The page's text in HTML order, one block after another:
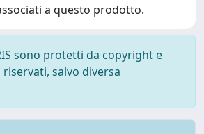
a questo prodotto.
sono protetti da copyright e
salvo diversa